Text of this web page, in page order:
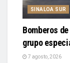
SINALOA SUR
Bomberos
grupo
7 agosto, 2026